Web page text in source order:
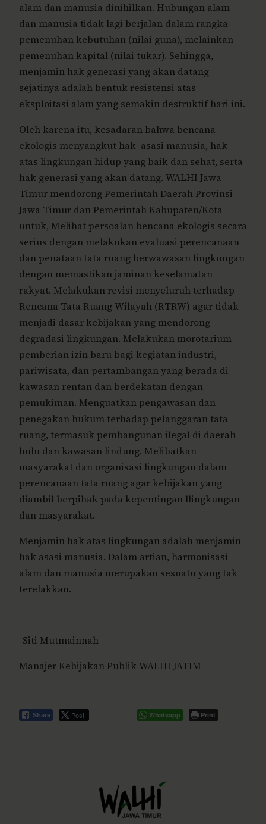
alam dan manusia dinihilkan. Hubungan alam
dan manusia tidak lagi berjalan dalam rangka
pemenuhan kebutuhan (nilai guna), melainkan
pemenuhan kapital (nilai tukar). Sehingga,
menjamin hak generasi yang akan datang
sejatinya adalah bentuk resistensi atas
eksploitasi alam yang semakin destruktif hari ini.
Oleh karena itu, kesadaran bahwa bencana
ekologis menyangkut hak asasi manusia, hak
atas lingkungan hidup yang baik dan sehat, serta
hak generasi yang akan datang. WALHI Jawa
Timur mendorong Pemerintah Daerah Provinsi
Jawa Timur dan Pemerintah Kabupaten/Kota
untuk, Melihat persoalan bencana ekologis secara
serius dengan melakukan evaluasi perencanaan
dan penataan tata ruang berwawasan lingkungan
dengan memastikan jaminan keselamatan
rakyat. Melakukan revisi menyeluruh terhadap
Rencana Tata Ruang Wilayah (RTRW) agar tidak
menjadi dasar kebijakan yang mendorong
degradasi lingkungan. Melakukan morotarium
pemberian izin baru bagi kegiatan industri,
pariwisata, dan pertambangan yang berada di
kawasan rentan dan berdekatan dengan
pemukiman. Menguatkan pengawasan dan
penegakan hukum terhadap pelanggaran tata
ruang, termasuk pembangunan ilegal di daerah
hulu dan kawasan lindung. Melibatkan
masyarakat dan organisasi lingkungan dalam
perencanaan tata ruang agar kebijakan yang
diambil berpihak pada kepentingan llingkungan
dan masyarakat.
Menjamin hak atas lingkungan adalah menjamin
hak asasi manusia. Dalam artian, harmonisasi
alam dan manusia merupakan sesuatu yang tak
terelakkan.
-Siti Mutmainnah
Manajer Kebijakan Publik WALHI JATIM
Share Post Whatsapp Print